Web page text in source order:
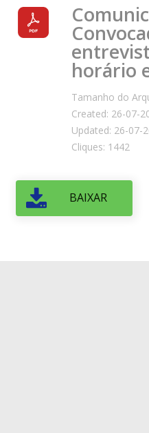
horário
Tamanho do
Created: 26-07-
Updated: 26-07-
Cliques: 1442
BAIXAR